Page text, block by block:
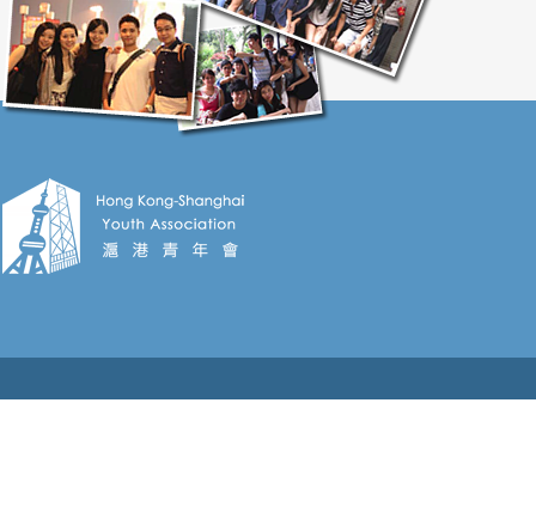
HK、香港上海普陀聯會、紫荊谷、香港大學上海校友
會、香港基督少年軍、香港挪亞方舟、Rainbow
Foundation（排名不分先後）